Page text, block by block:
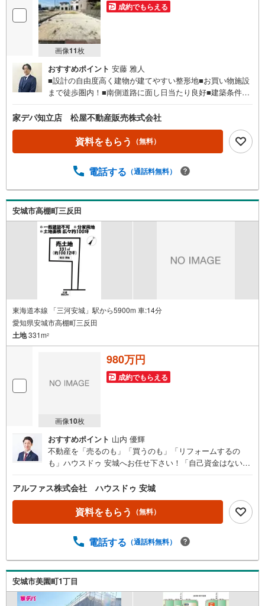
画像11枚
成約でもらえる
おすすめポイント 安藤 雅人
■設計の自由度高く建物が建てやすい整形地■お買い物施設
まで徒歩圏内！■南側道路に面し日当たり良好■建築条件あ
かで落ち着いた閑静な住宅地 ●家デパ 松屋不動産販売
のつよみ●知立市・豊橋市・豊川市・浜松市の4店舗営業
中！三河エリア・遠州エリアの物件ならおまかせくださ
い。新築戸建、中古戸建、中古マンション、土地をお客様
ォーム実績多数！中古物件をご購入の際、約70％という多
ストで、新築同様の快適なお住まいを実現できます。・営
業時間 午前9時00分～午後6時30分 （定休日:水曜日）この
時間帯はお電話でのお問い合わせがスムーズにご案内でき
ます。右下の電話ボタンをタッチ！もしくはお気軽にお電
話ください。
家デパ知立店 松屋不動産販売株式会社
資料をもらう （無料）
電話する （通話料無料）
安城市高棚町三反田
東海道本線 「三河安城」駅から5900m 車:14分
愛知県安城市高棚町三反田
土地331m2
画像10枚
980万円
成約でもらえる
おすすめポイント 山内 優輝
不動産を「売るのも」「買うのも」「リフォームするの
も」ハウスドゥ 安城へお任せ下さい！「自己資金はないけ
談ください！物件の内覧以外でも、住宅ローンの相談や、
資金計画、不動産購入に関するお悩みなどもご相談承りま
す。（安城市以外のエリアも対応可能！）お客様の不動産
に関するお悩みごとやお困りごと、物件の内覧以外でも、
る？」等住宅ローンの相談や、資金計画、不動産購入に関
分＆キッズコーナー完備 お気軽にお電話・ご来店お待ちし
ております！-------------------
アルファス株式会社 ハウスドゥ 安城
資料をもらう （無料）
電話する （通話料無料）
安城市美園町1丁目